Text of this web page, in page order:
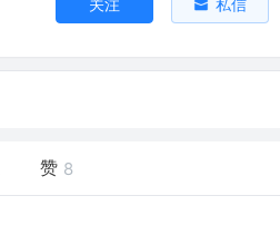
关注 私信
赞 8